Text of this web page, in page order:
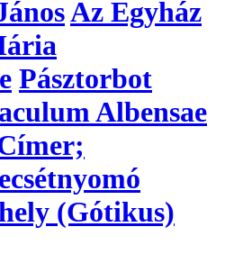
Az Egyház
Pásztorbot
Albensae
(Gótikus)